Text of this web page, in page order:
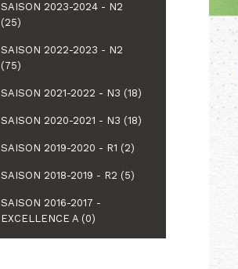
SAISON 2023-2024 - N2
(25)
SAISON 2022-2023 - N2
(75)
SAISON 2021-2022 - N3 (18)
SAISON 2020-2021 - N3 (18)
SAISON 2019-2020 - R1 (2)
SAISON 2018-2019 - R2 (5)
SAISON 2016-2017 -
EXCELLENCE A (0)